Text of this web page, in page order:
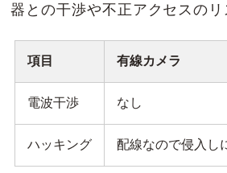
器との干渉や不正アクセスのリ
項目 有線カメラ
電波干渉 なし
ハッキング 配線なので侵入し